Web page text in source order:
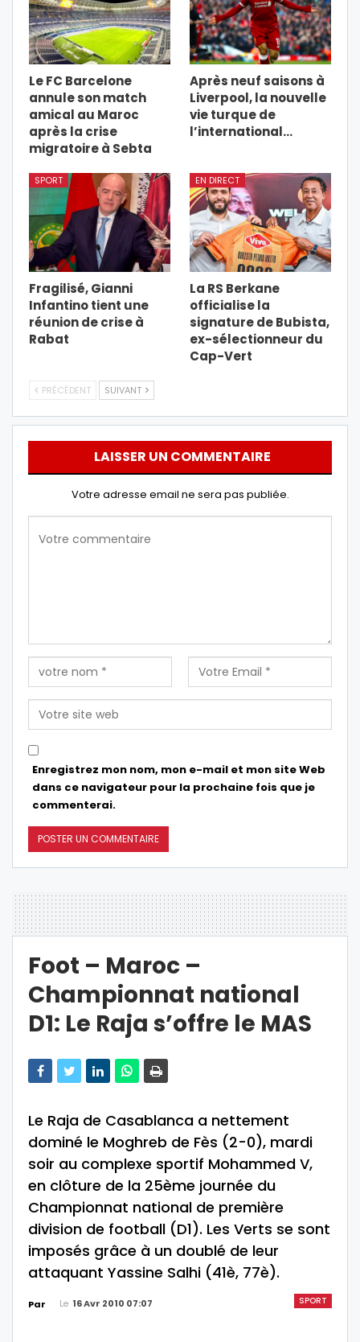
Le FC Barcelone
annule son match
amical au Maroc
après la crise
migratoire à Sebta
Après neuf saisons à
Liverpool, la nouvelle
vie turque de
l’international…
SPORT
Fragilisé, Gianni
Infantino tient une
réunion de crise à
Rabat
EN DIRECT
La RS Berkane
officialise la
signature de Bubista,
ex-sélectionneur du
Cap-Vert
PRÉCÉDENT SUIVANT
LAISSER UN COMMENTAIRE
Votre adresse email ne sera pas publiée.
Enregistrez mon nom, mon e-mail et mon site Web
dans ce navigateur pour la prochaine fois que je
commenterai.
Foot – Maroc –
Championnat national
D1: Le Raja s’offre le MAS
Le Raja de Casablanca a nettement
dominé le Moghreb de Fès (2-0), mardi
soir au complexe sportif Mohammed V,
en clôture de la 25ème journée du
Championnat national de première
division de football (D1). Les Verts se sont
imposés grâce à un doublé de leur
attaquant Yassine Salhi (41è, 77è).
SPORT
Par Le 16 Avr 2010 07:07